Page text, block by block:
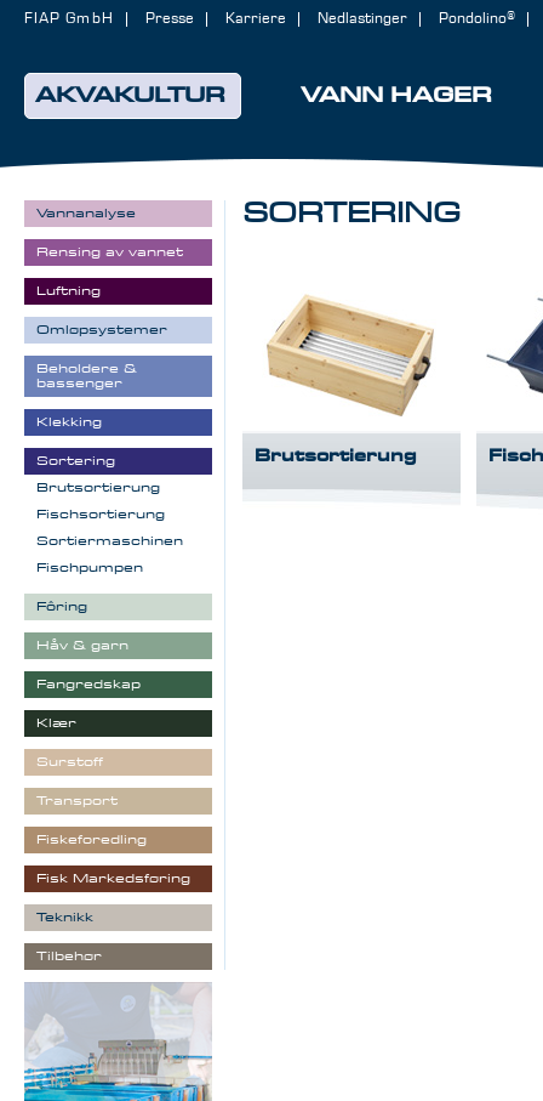
AKVAKULTUR VANN HAGER
FIAP GmbH Presse Karriere Nedlastinger Pondolino®
SORTERING
Brutsortierung
Vannanalyse
Rensing av vannet
Luftning
Omløpsystemer
Beholdere &
bassenger
Klekking
Sortering
Brutsortierung
Fischsortierung
Sortiermaschinen
Fischpumpen
Fôring
Håv & garn
Fangredskap
Klær
Surstoff
Transport
Fiskeforedling
Fisk Markedsføring
Teknikk
Tilbehør